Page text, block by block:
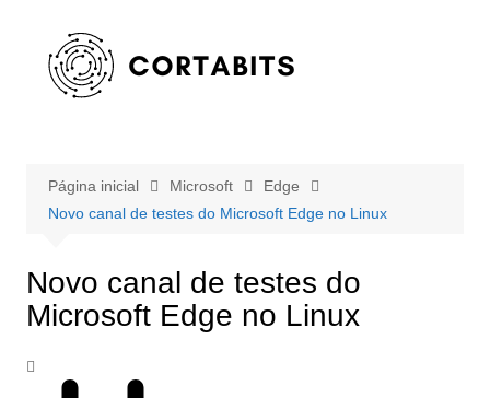
conteúdo
Página inicial Microsoft
Edge
Novo canal de testes do Microsoft Edge no Linux
Novo canal de testes do
Microsoft Edge no Linux